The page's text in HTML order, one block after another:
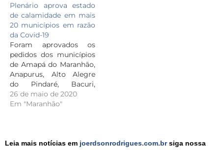
Plenário aprova estado
de calamidade em mais
20 municípios em razão
da Covid-19
Foram aprovados os
pedidos dos municípios
de Amapá do Maranhão,
Anapurus, Alto Alegre
do Pindaré, Bacuri,
Barreirinhas, Belágua,
Bequimão, Bom Jardim,
Jenipapo dos Vieira,
26 de maio de 2020
Em "Maranhão"
Leia mais notícias em joerdsonrodrigues.com.brsiga nossa